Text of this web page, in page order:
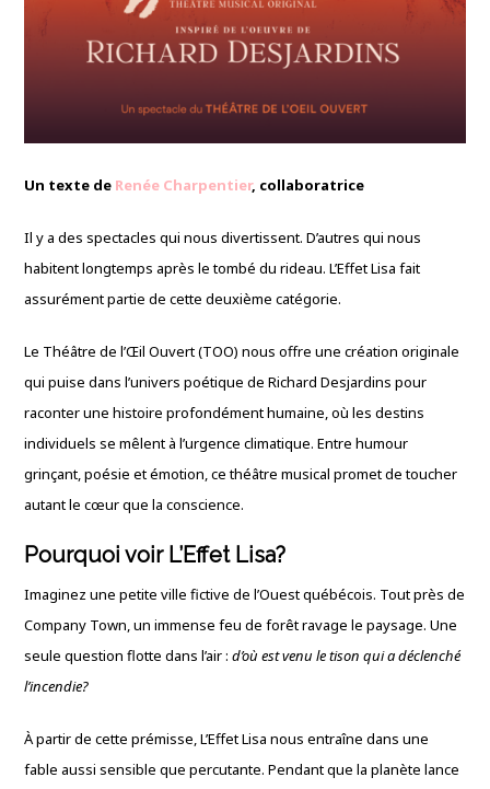
Un texte de Renée Charpentier, collaboratrice
Il y a des spectacles qui nous divertissent. D’autres qui nous
habitent longtemps après le tombé du rideau. L’Effet Lisa fait
assurément partie de cette deuxième catégorie.
Le Théâtre de l’Œil Ouvert (TOO) nous offre une création originale
qui puise dans l’univers poétique de Richard Desjardins pour
raconter une histoire profondément humaine, où les destins
individuels se mêlent à l’urgence climatique. Entre humour
grinçant, poésie et émotion, ce théâtre musical promet de toucher
autant le cœur que la conscience.
Pourquoi voir L’Effet Lisa?
Imaginez une petite ville fictive de l’Ouest québécois. Tout près de
Company Town, un immense feu de forêt ravage le paysage. Une
seule question flotte dans l’air :d’où est venu le tison qui a déclenché
l’incendie?
À partir de cette prémisse, L’Effet Lisa nous entraîne dans une
fable aussi sensible que percutante. Pendant que la planète lance